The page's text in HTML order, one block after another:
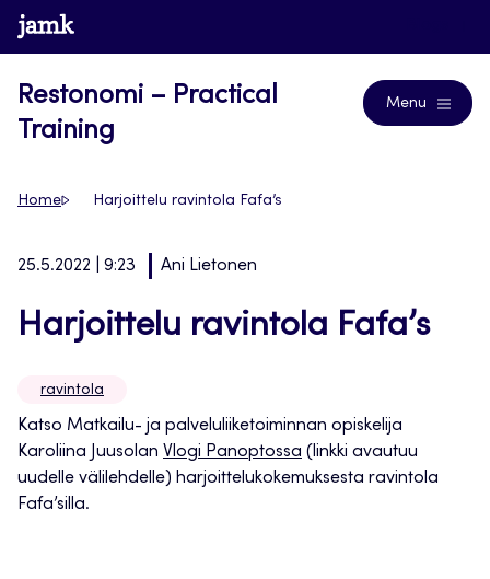
Siirry
suoraan
www.jamk.fi
Restonomi – Practical
Training
Menu
Home Harjoittelu ravintola Fafa’s
25.5.2022 | 9:23 Ani Lietonen
Harjoittelu ravintola Fafa’s
ravintola
Katso Matkailu- ja palveluliiketoiminnan opiskelija
Karoliina Juusolan Vlogi Panoptossa (linkki avautuu
uudelle välilehdelle) harjoittelukokemuksesta ravintola
Fafa’silla.